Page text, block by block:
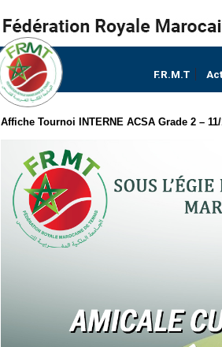
F.R.M.T
Affiche Tournoi INTERNE ACSA Grade 2 –